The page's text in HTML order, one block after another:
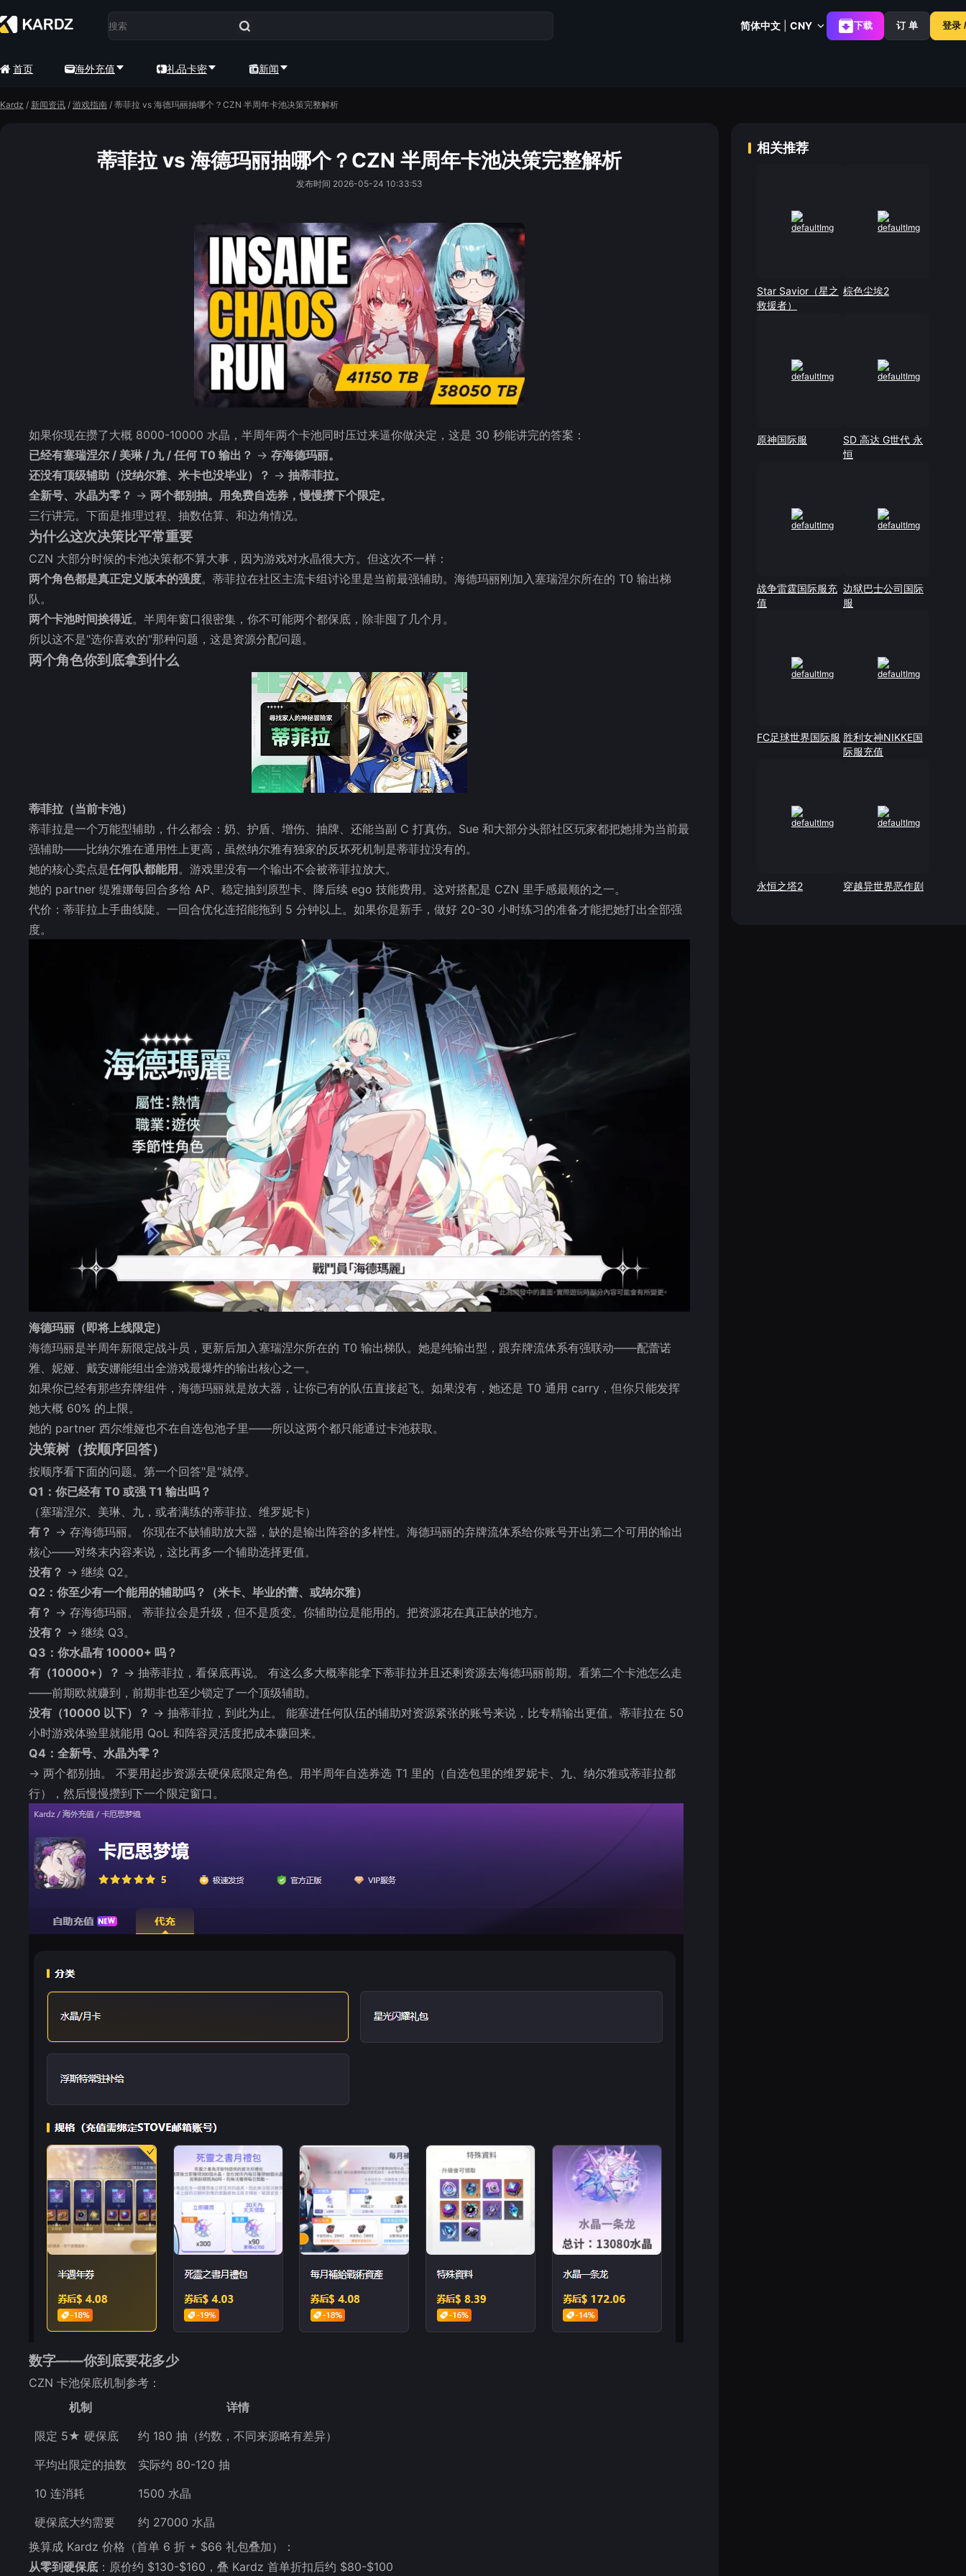
简体中文 CNY 下载 订 单 登录
首页 海外充值 礼品卡密 新闻
Kardz / 新闻资讯 / 游戏指南 / 蒂菲拉 vs 海德玛丽抽哪个？CZN 半周年卡池决策完整解析
蒂菲拉 vs 海德玛丽抽哪个？CZN 半周年卡池决策完整解析
发布时间 2026-05-24 10:33:53
如果你现在攒了大概 8000-10000 水晶，半周年两个卡池同时压过来逼你做决定，这是 30 秒能讲完的答案：
已经有塞瑞涅尔 / 美琳 / 九 / 任何 T0 输出？ → 存海德玛丽。
还没有顶级辅助（没纳尔雅、米卡也没毕业）？ → 抽蒂菲拉。
全新号、水晶为零？ → 两个都别抽。用免费自选券，慢慢攒下个限定。
三行讲完。下面是推理过程、抽数估算、和边角情况。
为什么这次决策比平常重要
CZN 大部分时候的卡池决策都不算大事，因为游戏对水晶很大方。但这次不一样：
两个角色都是真正定义版本的强度。蒂菲拉在社区主流卡组讨论里是当前最强辅助。海德玛丽刚加入塞瑞涅尔所在的 T0 输出梯
队。
两个卡池时间挨得近。半周年窗口很密集，你不可能两个都保底，除非囤了几个月。
所以这不是"选你喜欢的"那种问题，这是资源分配问题。
两个角色你到底拿到什么
蒂菲拉（当前卡池）
蒂菲拉是一个万能型辅助，什么都会：奶、护盾、增伤、抽牌、还能当副 C 打真伤。Sue 和大部分头部社区玩家都把她排为当前最
强辅助——比纳尔雅在通用性上更高，虽然纳尔雅有独家的反坏死机制是蒂菲拉没有的。
她的核心卖点是任何队都能用 。游戏里没有一个输出不会被蒂菲拉放大。
她的 partner 缇雅娜每回合多给 AP、稳定抽到原型卡、降后续 ego 技能费用。这对搭配是 CZN 里手感最顺的之一。
代价：蒂菲拉上手曲线陡。一回合优化连招能拖到 5 分钟以上。如果你是新手，做好 20-30 小时练习的准备才能把她打出全部强
度。
海德玛丽（即将上线限定）
海德玛丽是半周年新限定战斗员，更新后加入塞瑞涅尔所在的 T0 输出梯队。她是纯输出型，跟弃牌流体系有强联动——配蕾诺
雅、妮娅、戴安娜能组出全游戏最爆炸的输出核心之一。
如果你已经有那些弃牌组件，海德玛丽就是放大器，让你已有的队伍直接起飞。如果没有，她还是 T0 通用 carry，但你只能发挥
她大概 60% 的上限。
她的 partner 西尔维娅也不在自选包池子里——所以这两个都只能通过卡池获取。
决策树（按顺序回答）
按顺序看下面的问题。第一个回答"是"就停。
Q1：你已经有 T0 或强 T1 输出吗？
（塞瑞涅尔、美琳、九，或者满练的蒂菲拉、维罗妮卡）
有？ → 存海德玛丽。 你现在不缺辅助放大器，缺的是输出阵容的多样性。海德玛丽的弃牌流体系给你账号开出第二个可用的输出
核心——对终末内容来说，这比再多一个辅助选择更值。
没有？ → 继续 Q2。
Q2：你至少有一个能用的辅助吗？（米卡、毕业的蕾、或纳尔雅）
有？ → 存海德玛丽。 蒂菲拉会是升级，但不是质变。你辅助位是能用的。把资源花在真正缺的地方。
没有？ → 继续 Q3。
Q3：你水晶有 10000+ 吗？
有（10000+）？ → 抽蒂菲拉，看保底再说。 有这么多大概率能拿下蒂菲拉并且还剩资源去海德玛丽前期。看第二个卡池怎么走
——前期欧就赚到，前期非也至少锁定了一个顶级辅助。
没有（10000 以下）？ → 抽蒂菲拉，到此为止。 能塞进任何队伍的辅助对资源紧张的账号来说，比专精输出更值。蒂菲拉在 50
小时游戏体验里就能用 QoL 和阵容灵活度把成本赚回来。
Q4：全新号、水晶为零？
→ 两个都别抽。 不要用起步资源去硬保底限定角色。用半周年自选券选 T1 里的（自选包里的维罗妮卡、九、纳尔雅或蒂菲拉都
行），然后慢慢攒到下一个限定窗口。
数字——你到底要花多少
CZN 卡池保底机制参考：
机制
详情
限定 5★ 硬保底
约 180 抽（约数，不同来源略有差异）
平均出限定的抽数
实际约 80-120 抽
10 连消耗
1500 水晶
硬保底大约需要
约 27000 水晶
换算成 Kardz 价格（首单 6 折 + $66 礼包叠加）：
从零到硬保底 ：原价约 $130-$160，叠 Kardz 首单折扣后约 $80-$100
相关推荐
Star Savior（星之
救援者）
棕色尘埃2
原神国际服
SD 高达 G世代 永
恒
战争雷霆国际服充
值
边狱巴士公司国际
服
FC足球世界国际服 胜利女神NIKKE国
际服充值
永恒之塔2 穿越异世界恶作剧